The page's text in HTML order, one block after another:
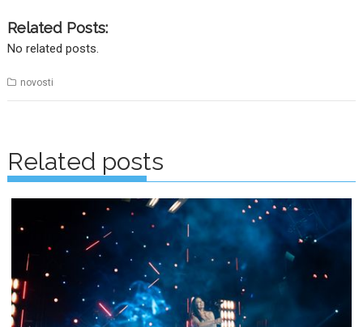
Related Posts:
No related posts.
novosti
navigation
Related posts